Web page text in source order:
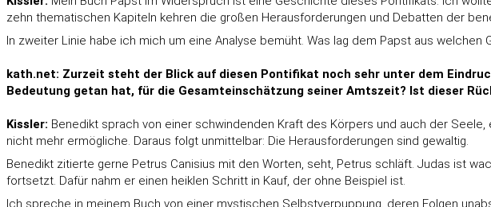
zehn thematischen Kapiteln kehren die großen Herausforderungen und Debatten der
In zweiter Linie habe ich mich um eine Analyse bemüht. Was lag dem Papst aus
kath.net: Zurzeit steht der Blick auf diesen Pontifikat noch sehr unter dem
Bedeutung getan hat, für die Gesamteinschätzung seiner Amtszeit? Ist dieser
Kissler: Benedikt sprach von einer schwindenden Kraft des Körpers und auch der
nicht mehr ermögliche. Daraus folgt unmittelbar: Die Herausforderungen sind gewaltig.
Benedikt zitierte gerne Petrus Canisius mit den Worten, seht, Petrus schläft. Judas ist
fortsetzt. Dafür nahm er einen heiklen Schritt in Kauf, der ohne Beispiel ist.
Ich spreche in meinem Buch von einer mystischen Selbstverpuppung, deren Folgen